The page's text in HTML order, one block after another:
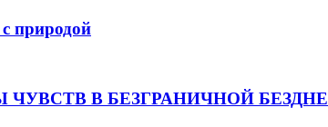
природой
В БЕЗГРАНИЧНОЙ БЕЗДНЕ